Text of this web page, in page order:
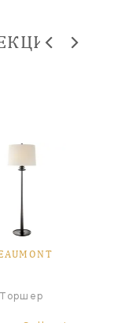
Торшер